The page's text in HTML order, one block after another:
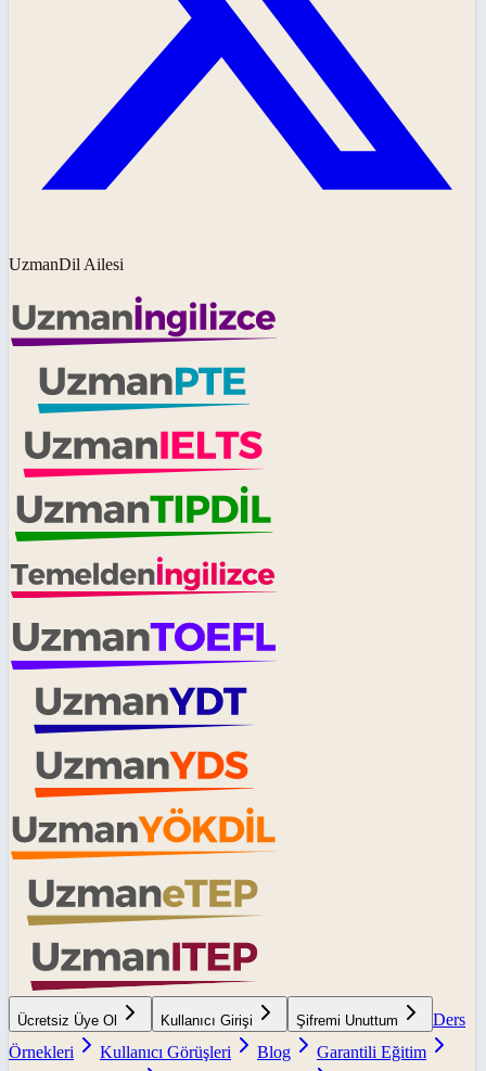
UzmanDil Ailesi
Ücretsiz Üye Ol Kullanıcı Girişi Şifremi Unuttum
Ders
Örnekleri
Kullanıcı Görüşleri Blog
Garantili Eğitim